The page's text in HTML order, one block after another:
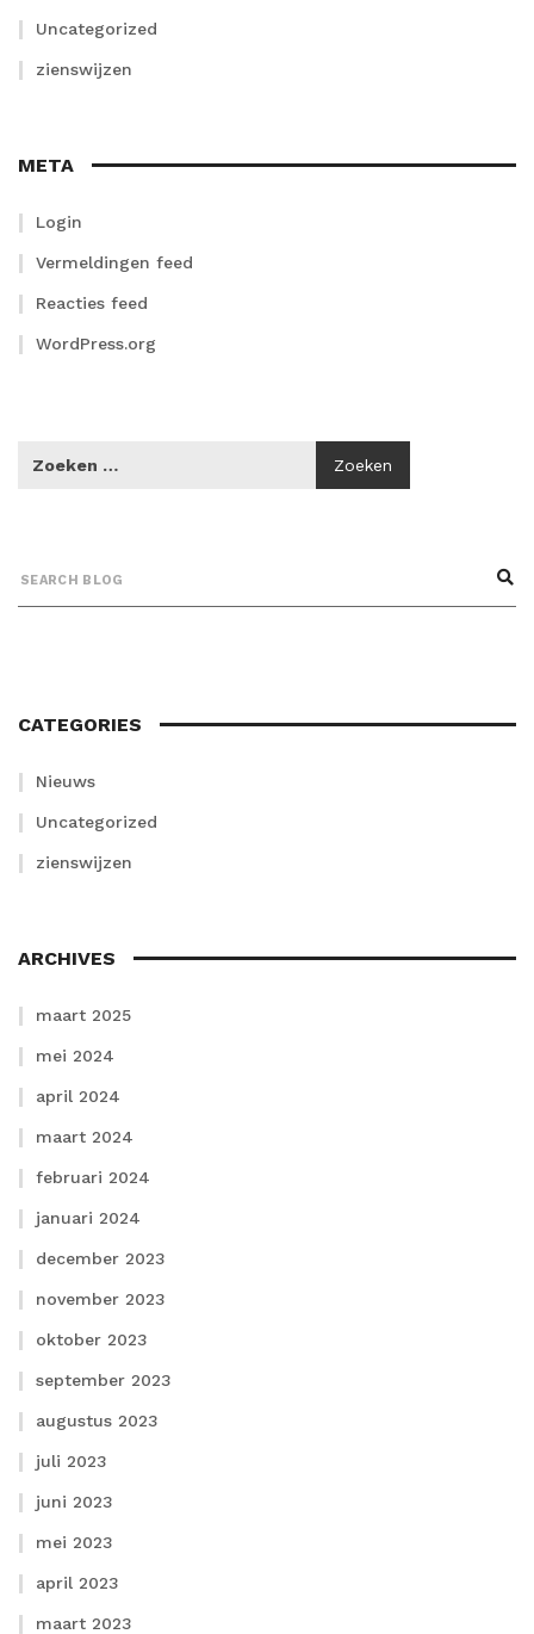
Uncategorized
zienswijzen
META
Login
Vermeldingen feed
Reacties feed
WordPress.org
CATEGORIES
Nieuws
Uncategorized
zienswijzen
ARCHIVES
maart 2025
mei 2024
april 2024
maart 2024
februari 2024
januari 2024
december 2023
november 2023
oktober 2023
september 2023
augustus 2023
juli 2023
juni 2023
mei 2023
april 2023
maart 2023